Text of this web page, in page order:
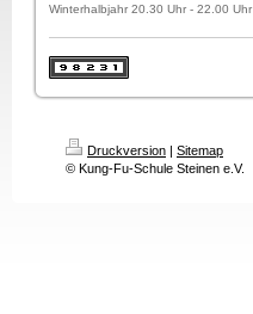
Winterhalbjahr 20.30 Uhr - 22.00 Uhr
Druckversion | Sitemap
© Kung-Fu-Schule Steinen e.V.